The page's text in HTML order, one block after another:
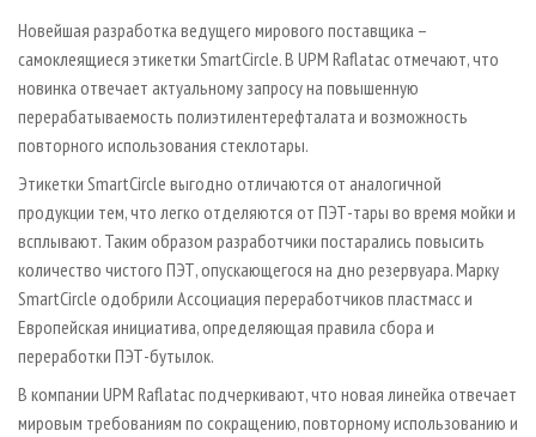
ПРОИЗВОДСТВО ДРЕВЕСНЫХ ПЛИТ
ДЕРЕВЯННОЕ ДОМОСТРОЕНИЕ
БИОЭНЕРГЕТИКА
ЦБП
ИНСТРУМЕНТ И МАТЕРИАЛЫ
ПЕРСОНЫ
МОБИЛЬНЫЕ ВЫСТАВКИ
ОФИЦИАЛЬНЫЕ ДЕЛЕГАЦИИ
ПРИОРИТЕТНЫЕ ИНВЕСТПРОЕКТЫ
RUSSIAN FORESTRY REVIEW
ГАЗЕТА ЛЕСПРОМФОРУМ
БИБЛИОТЕКА СПЕЦИАЛИСТА
КОНТАКТЫ
РЕКЛАМА
РЕКЛАМА НА САЙТЕ
Новейшая разработка ведущего мирового поставщика –
самоклеящиеся этикетки SmartCircle. В UPM Raflatac отмечают, что
новинка отвечает актуальному запросу на повышенную
перерабатываемость полиэтилентерефталата и возможность
повторного использования стеклотары.
Этикетки SmartCircle выгодно отличаются от аналогичной
продукции тем, что легко отделяются от ПЭТ-тары во время мойки и
всплывают. Таким образом разработчики постарались повысить
количество чистого ПЭТ, опускающегося на дно резервуара. Марку
SmartCircle одобрили Ассоциация переработчиков пластмасс и
Европейская инициатива, определяющая правила сбора и
переработки ПЭТ-бутылок.
В компании UPM Raflatac подчеркивают, что новая линейка отвечает
мировым требованиям по сокращению, повторному использованию и